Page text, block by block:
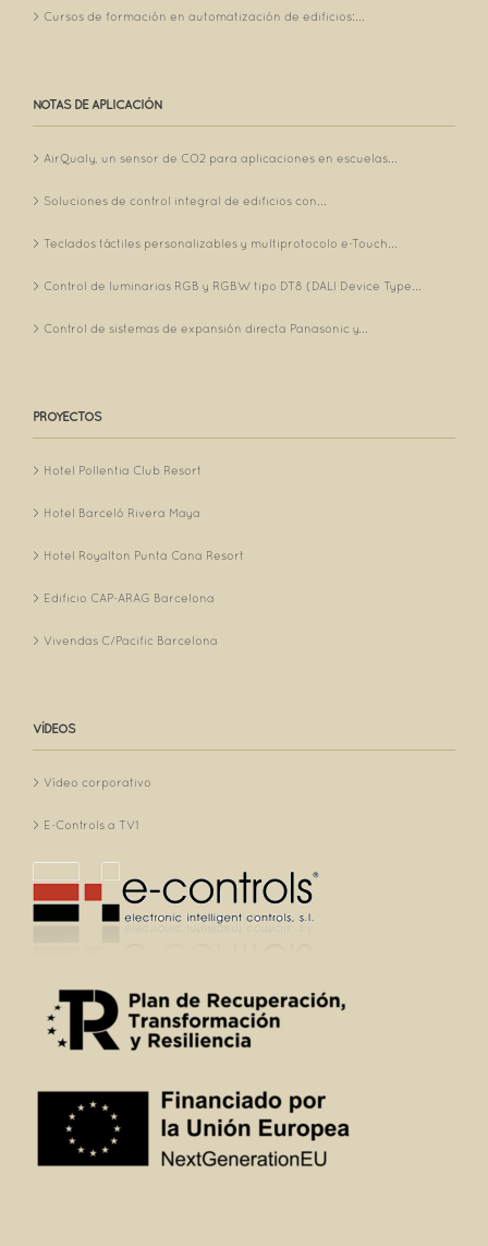
Cursos de formación en automatización de edificios:...
NOTAS DE APLICACIÓN
AirQualy, un sensor de CO2 para aplicaciones en escuelas...
Soluciones de control integral de edificios con...
Teclados táctiles personalizables y multiprotocolo e-Touch...
Control de luminarias RGB y RGBW tipo DT8 (DALI Device Type...
Control de sistemas de expansión directa Panasonic y...
PROYECTOS
Hotel Pollentia Club Resort
Hotel Barceló Rivera Maya
Hotel Royalton Punta Cana Resort
Edificio CAP-ARAG Barcelona
Vivendas C/Pacific Barcelona
VÍDEOS
Vídeo corporativo
E-Controls a TV1